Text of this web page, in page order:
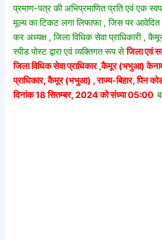
प्रमाण-पत्र की अभिप्रमाणित प्रति एवं एक
मूल्य का टिकट लगा लिफाफा , जिस पर आवेदित
कर अध्यक्ष , जिला विधिक सेवा प्राधिकारी ,
स्पीड पोस्ट द्वारा एवं व्यक्तिगत रूप सेजिला एवं
जिला विधिक सेवा प्राधिकार ,कैमूर (भभुआ)
प्राधिकार, कैमूर (भभुआ) , राज्य-बिहार, पिन
दिनांक 18 सितम्बर, 2024 को संध्या 05:00